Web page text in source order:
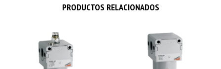
PRODUCTOS RELACIONADOS